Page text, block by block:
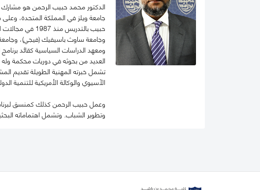
الدكتور محمد حبيب الرحمن هو مشارك
جامعة ويلز في المملكة المتحدة، وعلى
حبيب
وجامعة ساوث باسيفيك (فيجي)، وجامعة
ومعهد الدراسات السياسية كقائد
العديد من بحوثه في دوريات محكمة
تشمل خبرته المهنية الطويلة تقديم
الآسيوي والوكالة الأمريكية للتنمية
وعمل حبيب الرحمن كذلك كمنسق
وتطوير الشباب. وتشمل اهتماماته